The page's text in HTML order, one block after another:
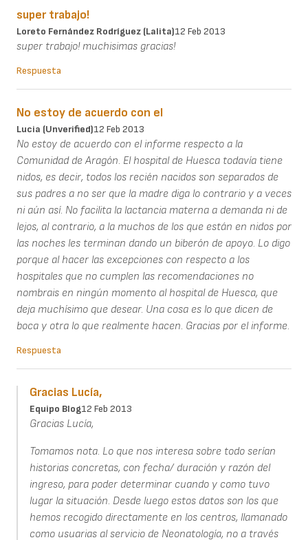
super trabajo!
Loreto Fernández Rodríguez (Lalita)12 Feb 2013
super trabajo! muchisimas gracias!
Respuesta
No estoy de acuerdo con el
Lucia (unverified)12 Feb 2013
No estoy de acuerdo con el informe respecto a la
Comunidad de Aragón. El hospital de Huesca todavía tiene
nidos, es decir, todos los recién nacidos son separados de
sus padres a no ser que la madre diga lo contrario y a veces
ni aún así. No facilita la lactancia materna a demanda ni de
lejos, al contrario, a la muchos de los que están en nidos por
las noches les terminan dando un biberón de apoyo. Lo digo
porque al hacer las excepciones con respecto a los
hospitales que no cumplen las recomendaciones no
nombrais en ningún momento al hospital de Huesca, que
deja muchísimo que desear. Una cosa es lo que dicen de
boca y otra lo que realmente hacen. Gracias por el informe.
Respuesta
Gracias Lucía,
Equipo Blog12 Feb 2013
Gracias Lucía,
Tomamos nota. Lo que nos interesa sobre todo serían
historias concretas, con fecha/ duración y razón del
ingreso, para poder determinar cuando y como tuvo
lugar la situación. Desde luego estos datos son los que
hemos recogido directamente en los centros, llamanado
como usuarias al servicio de Neonatología, no a través